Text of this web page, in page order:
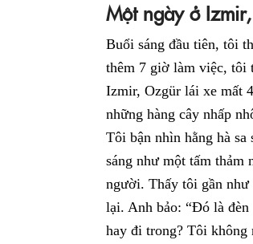
Một ngày ở
Buổi sáng đầu tiên, tôi
thêm 7 giờ làm việc, tôi
Izmir, Ozgür lái xe mất
những hàng cây nhấp
Tôi bận nhìn hằng hà
sáng như một tấm thảm
người. Thấy tôi gần như
lại. Anh bảo: “Đó là
hay đi trong? Tôi